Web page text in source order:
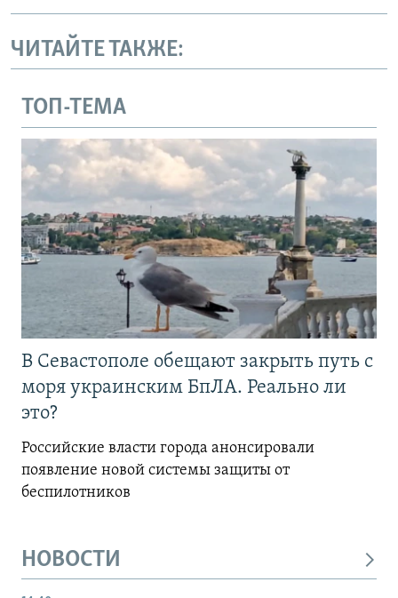
ЧИТАЙТЕ ТАКЖЕ:
ТОП-ТЕМА
В Севастополе обещают закрыть путь с
моря украинским БпЛА. Реально ли
это?
Российские власти города анонсировали
появление новой системы защиты от
беспилотников
НОВОСТИ